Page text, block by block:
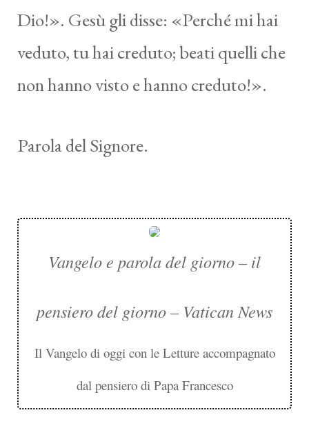
Dio!». Gesù gli disse: «Perché mi hai
veduto, tu hai creduto; beati quelli che
non hanno visto e hanno creduto!».
Parola del Signore.
Vangelo e parola del giorno – il
pensiero del giorno – Vatican News
Il Vangelo di oggi con le Letture accompagnato
dal pensiero di Papa Francesco